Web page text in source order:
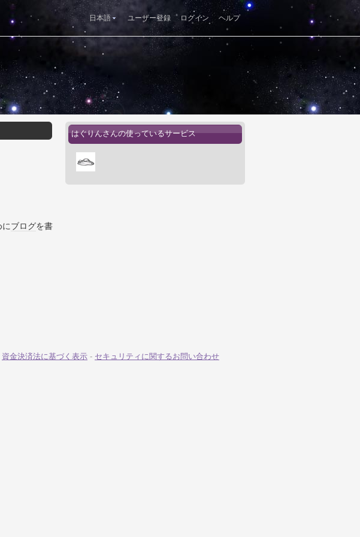
日本語 ユーザー登録 ログイン ヘルプ
にブログを書
はぐりんさんの使っているサービス
資金決済法に基づく表示 - セキュリティに関するお問い合わせ